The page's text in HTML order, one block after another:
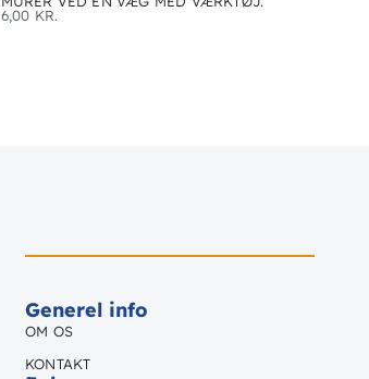
6,00 KR.
Generel info
OM OS
KONTAKT